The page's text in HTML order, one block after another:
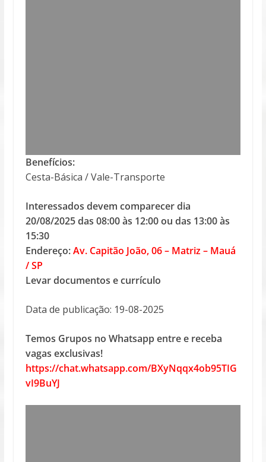
Benefícios:
Cesta-Básica / Vale-Transporte
Interessados devem comparecer dia
20/08/2025 das 08:00 às 12:00 ou das 13:00 às
15:30
Endereço:Av. Capitão João, 06 – Matriz – Mauá
/ SP
Levar documentos e currículo
Data de publicação: 19-08-2025
Temos Grupos no Whatsapp entre e receba
vagas exclusivas!
https://chat.whatsapp.com/BXyNqqx4ob95TIG
vI9BuYJ